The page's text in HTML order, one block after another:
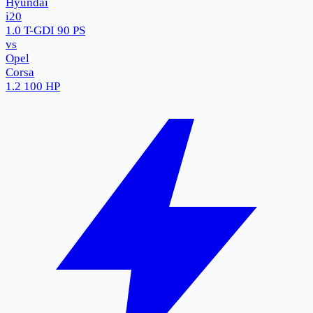
i20
1.0 T-GDI 90 PS
vs
Opel
Corsa
1.2 100 HP